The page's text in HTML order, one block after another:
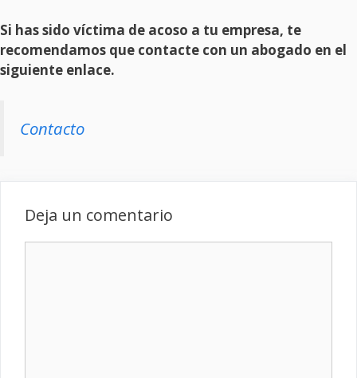
Si has sido víctima de acoso a tu empresa, te
recomendamos que contacte con un abogado en el
siguiente enlace.
Contacto
Deja un comentario